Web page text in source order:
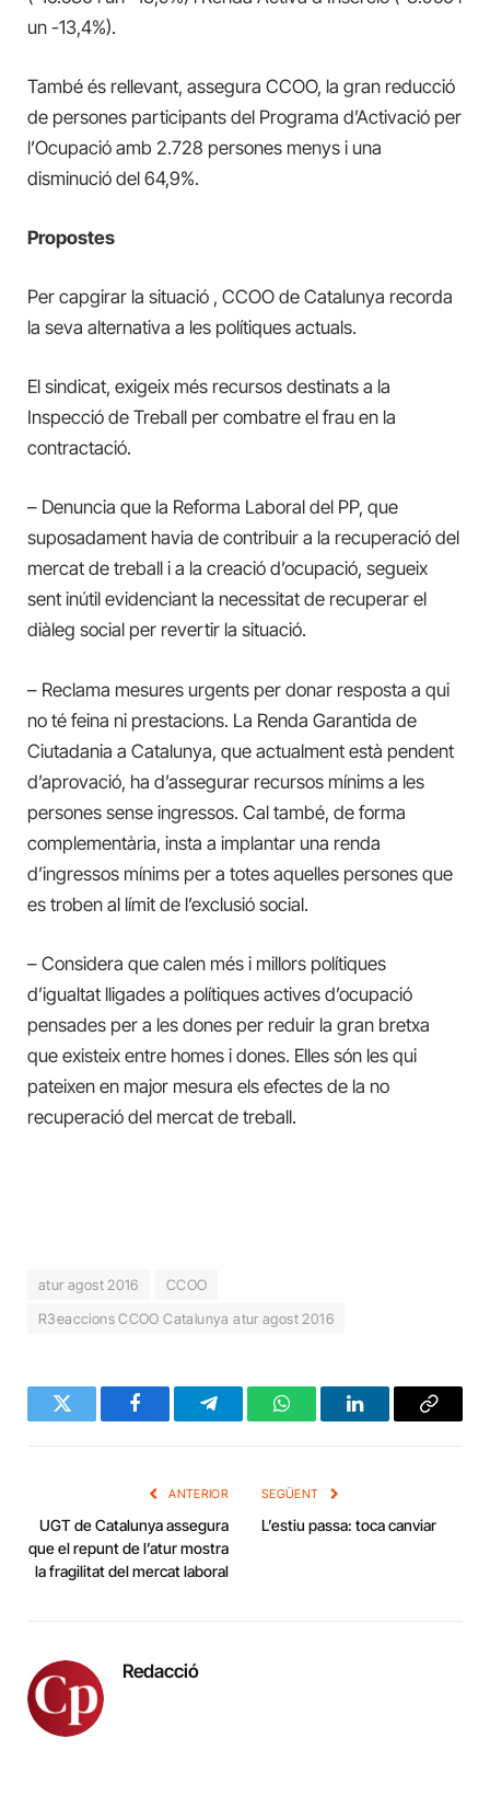
un -13,4%).
També és rellevant, assegura CCOO, la gran reducció
de persones participants del Programa d’Activació per
l’Ocupació amb 2.728 persones menys i una
disminució del 64,9%.
Propostes
Per capgirar la situació , CCOO de Catalunya recorda
la seva alternativa a les polítiques actuals.
El sindicat, exigeix més recursos destinats a la
Inspecció de Treball per combatre el frau en la
contractació.
– Denuncia que la Reforma Laboral del PP, que
suposadament havia de contribuir a la recuperació del
mercat de treball i a la creació d’ocupació, segueix
sent inútil evidenciant la necessitat de recuperar el
diàleg social per revertir la situació.
– Reclama mesures urgents per donar resposta a qui
no té feina ni prestacions. La Renda Garantida de
Ciutadania a Catalunya, que actualment està pendent
d’aprovació, ha d’assegurar recursos mínims a les
persones sense ingressos. Cal també, de forma
complementària, insta a implantar una renda
d’ingressos mínims per a totes aquelles persones que
es troben al límit de l’exclusió social.
– Considera que calen més i millors polítiques
d’igualtat lligades a polítiques actives d’ocupació
pensades per a les dones per reduir la gran bretxa
que existeix entre homes i dones. Elles són les qui
pateixen en major mesura els efectes de la no
recuperació del mercat de treball.
atur agost 2016
CCOO
R3eaccions CCOO Catalunya atur agost 2016
Twitter FacebookTelegramWhatsAppLinkedInCopy
ANTERIOR
UGT de Catalunya assegura
que el repunt de l’atur mostra
la fragilitat del mercat laboral
SEGÜENT
L’estiu passa: toca canviar
Redacció